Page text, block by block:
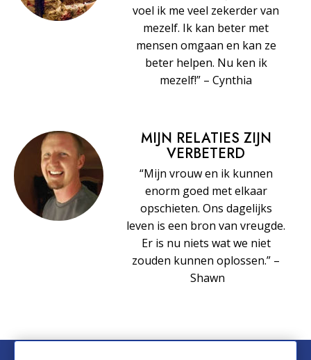
voel ik me veel zekerder van
mezelf. Ik kan beter met
mensen omgaan en kan ze
beter helpen. Nu ken ik
mezelf!” – Cynthia
MIJN RELATIES ZIJN
VERBETERD
“Mijn vrouw en ik kunnen
enorm goed met elkaar
opschieten. Ons dagelijks
leven is een bron van vreugde.
Er is nu niets wat we niet
zouden kunnen oplossen.” –
Shawn